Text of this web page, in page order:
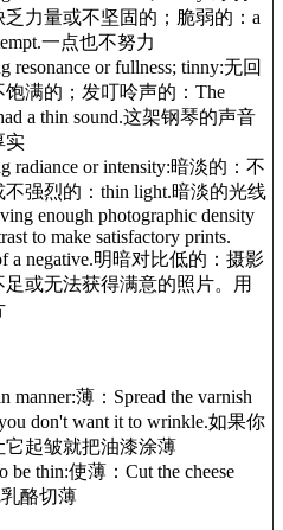
乏力量或不坚固的；脆弱的： a
一点也不努力
resonance or fullness; tinny:无回
饱满的；发叮呤声的： The
a thin sound.这架钢琴的声音
实
radiance or intensity:暗淡的：不
强烈的： thin light.暗淡的光线
enough photographic density
to make satisfactory prints.
a negative.明暗对比低的：摄影
足或无法获得满意的照片。用
manner:薄： Spread the varnish
don't want it to wrinkle.如果你
它起皱就把油漆涂薄
be thin:使薄： Cut the cheese
酪切薄